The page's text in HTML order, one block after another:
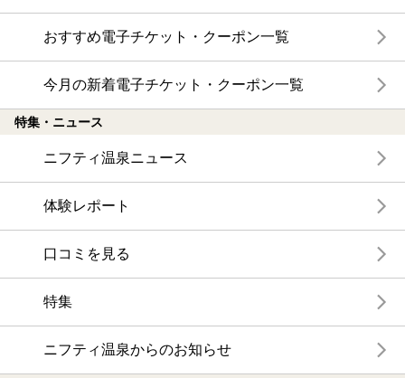
おすすめ電子チケット・クーポン一覧
今月の新着電子チケット・クーポン一覧
特集・ニュース
ニフティ温泉ニュース
体験レポート
口コミを見る
特集
ニフティ温泉からのお知らせ